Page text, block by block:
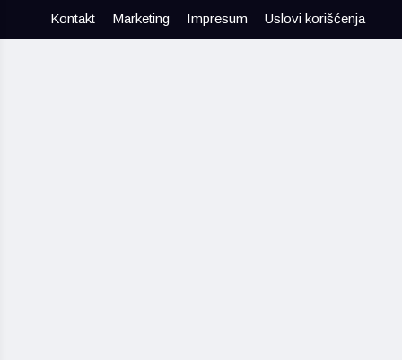
Kontakt Marketing Impresum Uslovi korišćenja